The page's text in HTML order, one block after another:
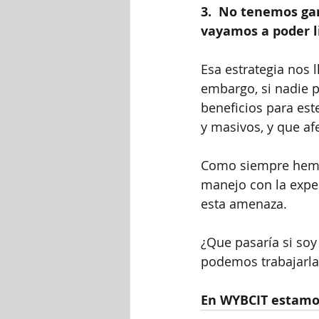
3.  No tenemos
vayamos a poder
Esa estrategia
embargo, si nadie
beneficios para
y masivos, y que
Como siempre
manejo con la
esta amenaza.
¿Que pasaría si
podemos
En WYBCIT